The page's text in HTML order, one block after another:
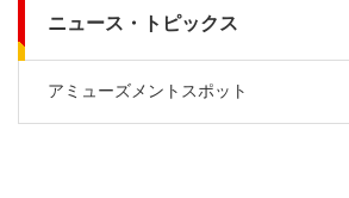
ニュース・トピックス
アミューズメントスポット